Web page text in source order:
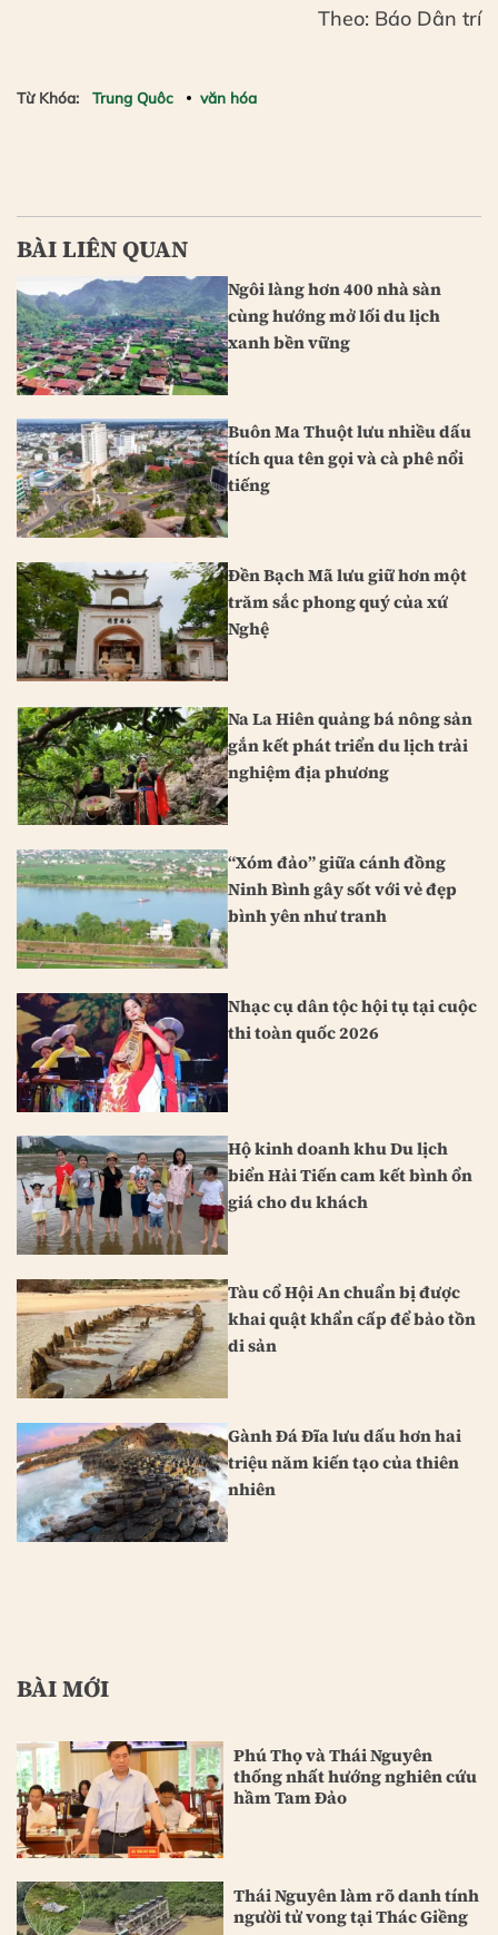
Theo: Báo Dân trí
Từ Khóa: Trung Quôc văn hóa
BÀI LIÊN QUAN
Ngôi làng hơn 400 nhà sàn
cùng hướng mở lối du lịch
xanh bền vững
Buôn Ma Thuột lưu nhiều dấu
tích qua tên gọi và cà phê nổi
tiếng
Đền Bạch Mã lưu giữ hơn một
trăm sắc phong quý của xứ
Nghệ
Na La Hiên quảng bá nông sản
gắn kết phát triển du lịch trải
nghiệm địa phương
“Xóm đảo” giữa cánh đồng
Ninh Bình gây sốt với vẻ đẹp
bình yên như tranh
Nhạc cụ dân tộc hội tụ tại cuộc
thi toàn quốc 2026
Hộ kinh doanh khu Du lịch
biển Hải Tiến cam kết bình ổn
giá cho du khách
Tàu cổ Hội An chuẩn bị được
khai quật khẩn cấp để bảo tồn
di sản
Gành Đá Đĩa lưu dấu hơn hai
triệu năm kiến tạo của thiên
nhiên
BÀI MỚI
Phú Thọ và Thái Nguyên
thống nhất hướng nghiên cứu
hầm Tam Đảo
Thái Nguyên làm rõ danh tính
người tử vong tại Thác Giềng